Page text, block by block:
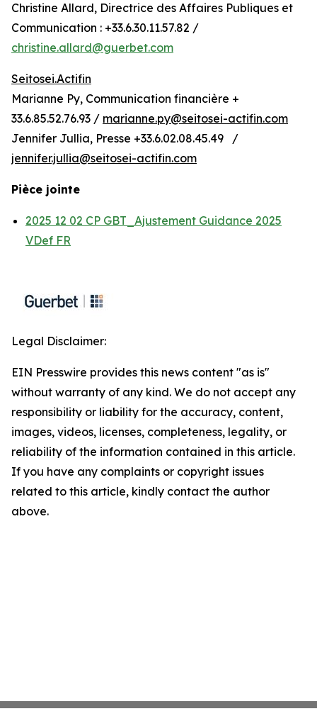
Christine Allard, Directrice des Affaires Publiques et
Communication : +33.6.30.11.57.82 /
christine.allard@guerbet.com
Seitosei.Actifin
Marianne Py, Communication financière +
33.6.85.52.76.93 / marianne.py@seitosei-actifin.com
Jennifer Jullia, Presse +33.6.02.08.45.49 /
jennifer.jullia@seitosei-actifin.com
Pièce jointe
2025 12 02 CP GBT_Ajustement Guidance 2025
VDef FR
Legal Disclaimer:
EIN Presswire provides this news content "as is"
without warranty of any kind. We do not accept any
responsibility or liability for the accuracy, content,
images, videos, licenses, completeness, legality, or
reliability of the information contained in this article.
If you have any complaints or copyright issues
related to this article, kindly contact the author
above.